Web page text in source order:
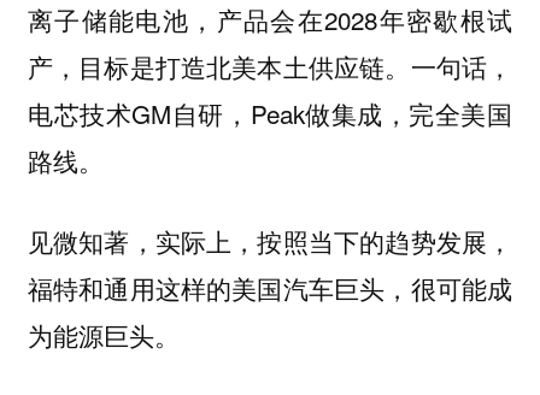
离子储能电池，产品会在2028年密歇根试
产，目标是打造北美本土供应链。一句话，
电芯技术GM自研，Peak做集成，完全美国
路线。
见微知著，实际上，按照当下的趋势发展，
福特和通用这样的美国汽车巨头，很可能成
为能源巨头。